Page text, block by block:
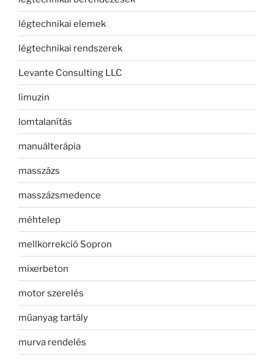
légtechnikai elemek
légtechnikai rendszerek
Levante Consulting LLC
limuzin
lomtalanítás
manuálterápia
masszázs
masszázsmedence
méhtelep
mellkorrekció Sopron
mixerbeton
motor szerelés
műanyag tartály
murva rendelés